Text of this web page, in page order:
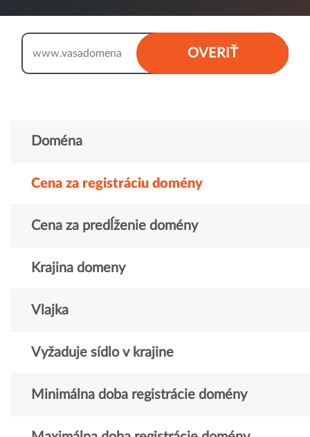
OVERIŤ
www.
Doména
Cena za registráciu domény
Cena za predĺženie domény
Krajina domeny
Vlajka
Vyžaduje sídlo v krajine
Minimálna doba registrácie domény